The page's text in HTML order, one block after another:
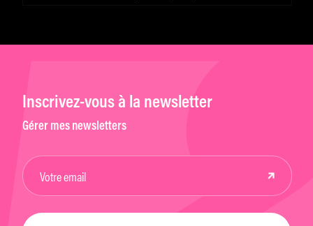
Inscrivez-vous à la newsletter
Gérer mes newsletters